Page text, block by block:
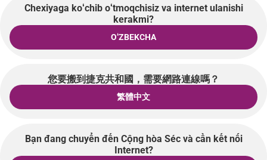
Chexiyaga koʻchib oʻtmoqchisiz va internet ulanishi
kerakmi?
OʻZBEKCHA
您要搬到捷克共和國，需要網路連線嗎？
繁體中文
Bạn đang chuyển đến Cộng hòa Séc và cần kết nối
Internet?